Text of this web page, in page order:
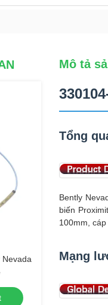
Mô tả
Tổng
Bently
biến
100mm,
Mạng